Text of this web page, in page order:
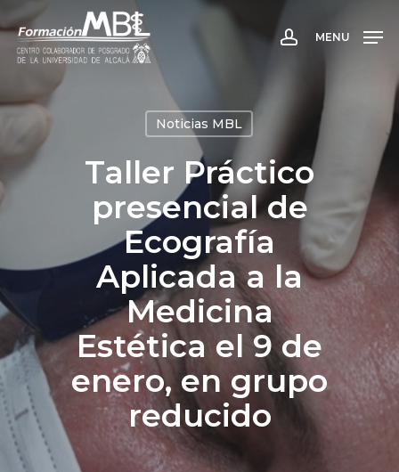
to
main
account
MENU
Noticias MBL
Taller Práctico
presencial de
Ecografía
Aplicada a la
Medicina
Estética el 9 de
enero, en grupo
reducido